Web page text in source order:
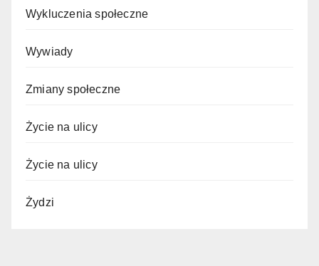
Wykluczenia społeczne
Wywiady
Zmiany społeczne
Życie na ulicy
Życie na ulicy
Żydzi